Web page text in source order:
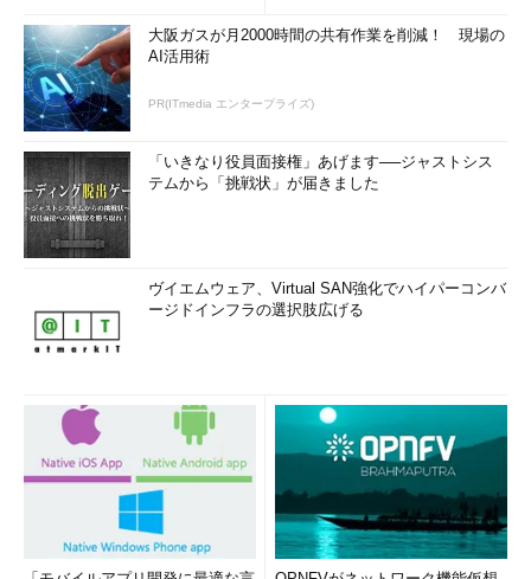
大阪ガスが月2000時間の共有作業を削減！ 現場の
AI活用術
PR(ITmedia エンタープライズ)
「いきなり役員面接権」あげます──ジャストシス
テムから「挑戦状」が届きました
ヴイエムウェア、Virtual SAN強化でハイパーコンバ
ージドインフラの選択肢広げる